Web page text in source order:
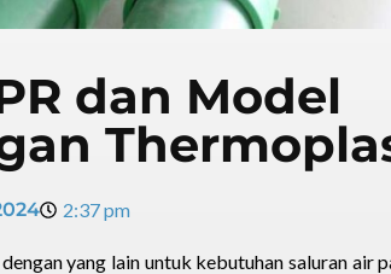
dan Model
2:37 pm
yang lain untuk kebutuhan saluran air